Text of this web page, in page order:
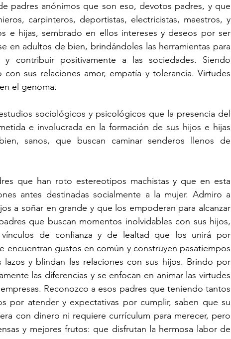
padres anónimos que son eso, devotos padres, y que
carpinteros, deportistas, electricistas, maestros, y
e hijas, sembrado en ellos intereses y deseos por ser
en adultos de bien, brindándoles las herramientas para
y contribuir positivamente a las sociedades. Siendo
sus relaciones amor, empatía y tolerancia. Virtudes
el genoma.
sociológicos y psicológicos que la presencia del
e involucrada en la formación de sus hijos e hijas
sanos, que buscan caminar senderos llenos de
que han roto estereotipos machistas y que en esta
antes destinadas socialmente a la mujer. Admiro a
a soñar en grande y que los empoderan para alcanzar
que buscan momentos inolvidables con sus hijos,
de confianza y de lealtad que los unirá por
encuentran gustos en común y construyen pasatiempos
y blindan las relaciones con sus hijos. Brindo por
las diferencias y se enfocan en animar las virtudes
Reconozco a esos padres que teniendo tantos
por atender y expectativas por cumplir, saben que su
con dinero ni requiere currículum para merecer, pero
y mejores frutos: que disfrutan la hermosa labor de